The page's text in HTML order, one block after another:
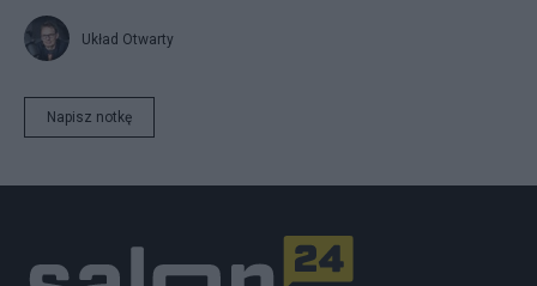
Układ Otwarty
Napisz notkę